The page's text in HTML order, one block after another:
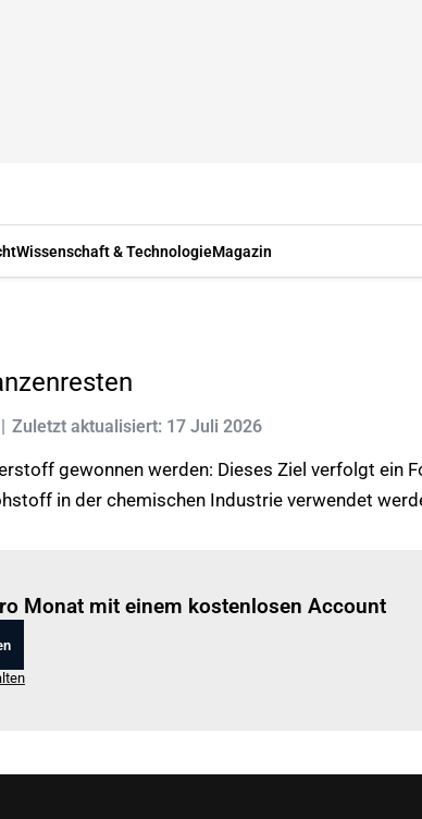
Wissenschaft & TechnologieMagazin
Zuletzt aktualisiert: 17 Juli 2026
gewonnen werden: Dieses Ziel verfolgt ein
in der chemischen Industrie verwendet
Monat mit einem kostenlosen Account